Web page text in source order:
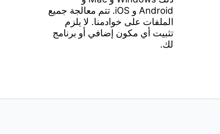
Android و iOS. تتم معالجة جميع
الملفات على خوادمنا. لا يلزم
تثبيت أي مكون إضافي أو برنامج
لك.